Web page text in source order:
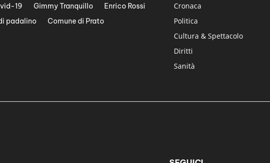
19 Gimmy Tranquillo
Enrico Rossi
padalino
Comune di Prato
Cronaca
Politica
Cultura & Spettacolo
Diritti
Sanità